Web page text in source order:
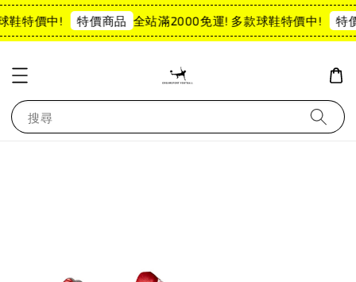
特價中! 特價商品 全站滿2000免運! 多款球鞋特價中! 特
搜尋